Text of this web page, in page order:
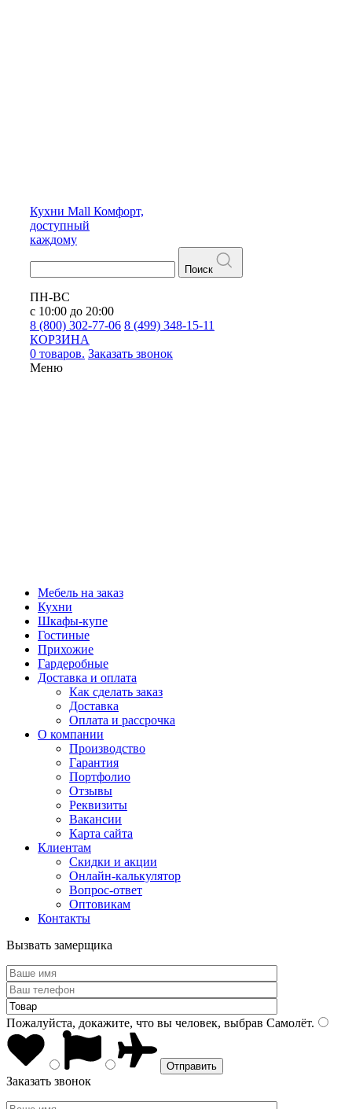
Кухни Mall Комфорт,
доступный
каждому
Поиск
ПН-ВС
с 10:00 до 20:00
8 (800) 302-77-06 8 (499) 348-15-11
КОРЗИНА
0 товаров. Заказать звонок
Меню
Мебель на заказ
Кухни
Шкафы-купе
Гостиные
Прихожие
Гардеробные
Доставка и оплата
Как сделать заказ
Доставка
Оплата и рассрочка
О компании
Производство
Гарантия
Портфолио
Отзывы
Реквизиты
Вакансии
Карта сайта
Клиентам
Скидки и акции
Онлайн-калькулятор
Вопрос-ответ
Оптовикам
Контакты
Вызвать замерщика
Пожалуйста, докажите, что вы человек, выбрав Самолёт.
Заказать звонок